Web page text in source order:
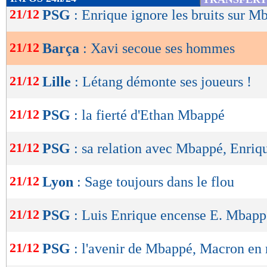
de
OK
21/12 PSG : Enrique ignore les bruits sur
21/12 Barça : Xavi secoue ses hommes
21/12 Lille : Létang démonte ses joueurs !
21/12 PSG : la fierté d'Ethan Mbappé
21/12 PSG : sa relation avec Mbappé,
21/12 Lyon : Sage toujours dans le flou
21/12 PSG : Luis Enrique encense E.
21/12 PSG : l'avenir de Mbappé, Macron en